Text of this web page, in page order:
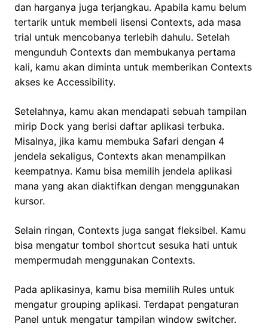
dan harganya juga terjangkau. Apabila kamu belum
tertarik untuk membeli lisensi Contexts, ada masa
trial untuk mencobanya terlebih dahulu. Setelah
mengunduh Contexts dan membukanya pertama
kali, kamu akan diminta untuk memberikan Contexts
akses ke Accessibility.
Setelahnya, kamu akan mendapati sebuah tampilan
mirip Dock yang berisi daftar aplikasi terbuka.
Misalnya, jika kamu membuka Safari dengan 4
jendela sekaligus, Contexts akan menampilkan
keempatnya. Kamu bisa memilih jendela aplikasi
mana yang akan diaktifkan dengan menggunakan
kursor.
Selain ringan, Contexts juga sangat fleksibel. Kamu
bisa mengatur tombol shortcut sesuka hati untuk
mempermudah menggunakan Contexts.
Pada aplikasinya, kamu bisa memilih Rules untuk
mengatur grouping aplikasi. Terdapat pengaturan
Panel untuk mengatur tampilan window switcher.